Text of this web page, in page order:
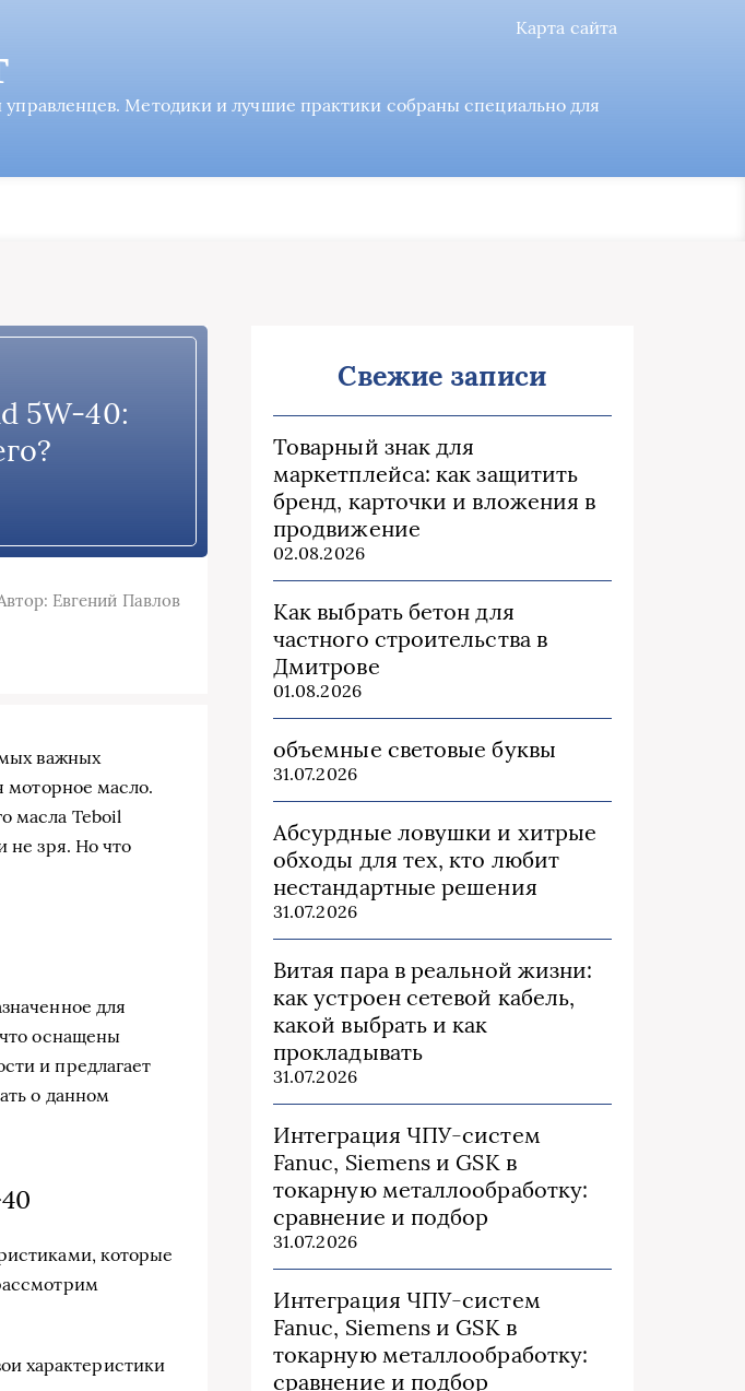
Карта сайта
Методики и лучшие практики собраны специально для
5W-40:
Евгений Павлов
важных
моторное масло.
масла Teboil
не зря. Но что
для
оснащены
и предлагает
о данном
которые
характеристики
Свежие записи
Товарный знак для
маркетплейса: как защитить
бренд, карточки и вложения в
продвижение
02.08.2026
Как выбрать бетон для
частного строительства в
Дмитрове
01.08.2026
объемные световые буквы
31.07.2026
Абсурдные ловушки и хитрые
обходы для тех, кто любит
нестандартные решения
31.07.2026
Витая пара в реальной жизни:
как устроен сетевой кабель,
какой выбрать и как
прокладывать
31.07.2026
Интеграция ЧПУ-систем
Fanuc, Siemens и GSK в
токарную металлообработку:
сравнение и подбор
31.07.2026
Интеграция ЧПУ-систем
Fanuc, Siemens и GSK в
токарную металлообработку:
сравнение и подбор